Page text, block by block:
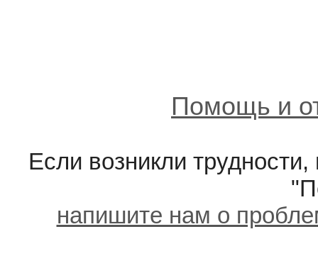
Помощь и
Если возникли
напишите нам о